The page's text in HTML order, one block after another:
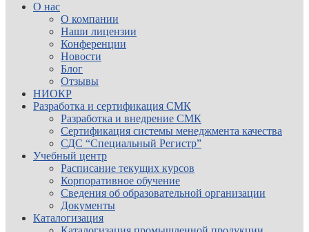
О нас
О компании
Наши лицензии
Конференции
Новости
Блог
Отзывы
НИОКР
Разработка и сертификация СМК
Разработка и внедрение СМК
Сертификация системы менеджмента качества
СДС “Специальный Регистр”
Учебный центр
Расписание текущих курсов
Корпоративное обучение
Сведения об образовательной организации
Документы
Каталогизация